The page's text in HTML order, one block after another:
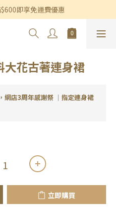
即享免運費優惠
即享免運費優惠
可享永久九折優惠
大花古著連身裙
網店3周年感謝祭 ｜指定連身裙
立即購買